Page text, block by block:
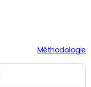
Méthodologie